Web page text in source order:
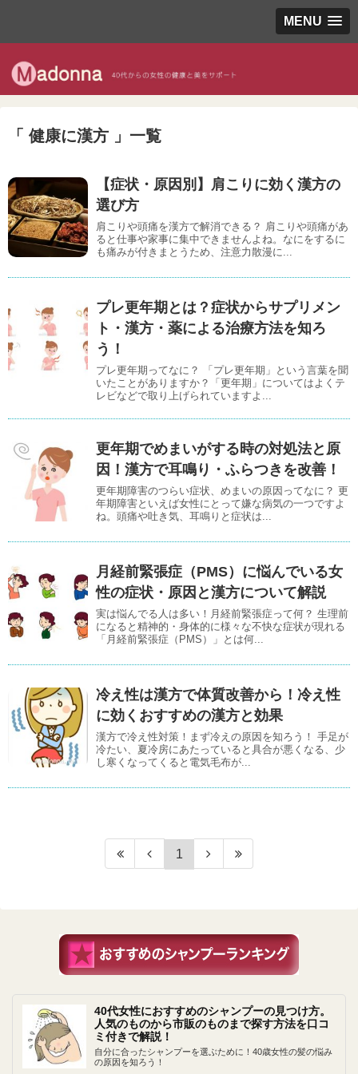
MENU
「 健康に漢方 」一覧
【症状・原因別】肩こりに効く漢方の
選び方
肩こりや頭痛を漢方で解消できる？ 肩こりや頭痛があ
ると仕事や家事に集中できませんよね。なにをするに
も痛みが付きまとうため、注意力散漫に...
プレ更年期とは？症状からサプリメン
ト・漢方・薬による治療方法を知ろ
う！
プレ更年期ってなに？ 「プレ更年期」という言葉を聞
いたことがありますか？「更年期」についてはよくテ
レビなどで取り上げられていますよ...
更年期でめまいがする時の対処法と原
因！漢方で耳鳴り・ふらつきを改善！
更年期障害のつらい症状、めまいの原因ってなに？ 更
年期障害といえば女性にとって嫌な病気の一つですよ
ね。頭痛や吐き気、耳鳴りと症状は...
月経前緊張症（PMS）に悩んでいる女
性の症状・原因と漢方について解説
実は悩んでる人は多い！月経前緊張症って何？ 生理前
になると精神的・身体的に様々な不快な症状が現れる
「月経前緊張症（PMS）」とは何...
冷え性は漢方で体質改善から！冷え性
に効くおすすめの漢方と効果
漢方で冷え性対策！まず冷えの原因を知ろう！ 手足が
冷たい、夏冷房にあたっていると具合が悪くなる、少
し寒くなってくると電気毛布が...
1
40代女性におすすめのシャンプーの見つけ方。
人気のものから市販のものまで探す方法を口コ
ミ付きで解説！
自分に合ったシャンプーを選ぶために！40歳女性の髪の悩み
の原因を知ろう！